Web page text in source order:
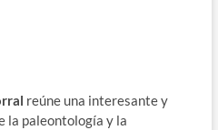
reúne una interesante y
la paleontología y la